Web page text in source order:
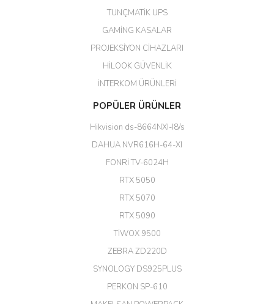
Her şey için teşekkür ederim çok
Erdal Cingöz | 07/02/2026
Başarılı. Bu vasıfta bir ürünü bu
kadar uygun fiyata bulabilmek
büyük şans. Güvenliticaret
(HIKVISION DS-3E0326P-E/M(B)
EROL ÇAKMAK | 26/12/2025
TUNÇMATİK UPS
GAMİNG KASALAR
PROJEKSİYON CİHAZLARI
HİLOOK GÜVENLİK
İNTERKOM ÜRÜNLERİ
POPÜLER ÜRÜNLER
Hikvision ds-8664NXI-I8/s
DAHUA NVR616H-64-XI
FONRİ TV-6024H
RTX 5050
RTX 5070
RTX 5090
TİWOX 9500
ZEBRA ZD220D
SYNOLOGY DS925PLUS
PERKON SP-610